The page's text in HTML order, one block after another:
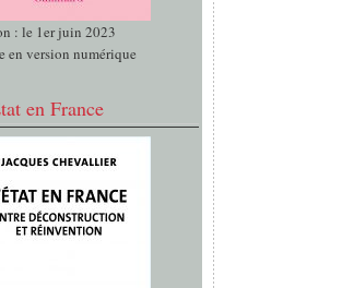
: le 1er juin 2023
en version numérique
en France